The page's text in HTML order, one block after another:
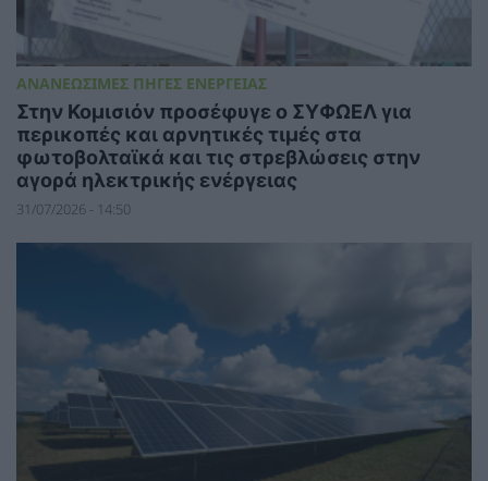
ΑΝΑΝΕΩΣΙΜΕΣ ΠΗΓΕΣ ΕΝΕΡΓΕΙΑΣ
Στην Κομισιόν προσέφυγε ο ΣΥΦΩΕΛ για
περικοπές και αρνητικές τιμές στα
φωτοβολταϊκά και τις στρεβλώσεις στην
αγορά ηλεκτρικής ενέργειας
31/07/2026 - 14:50